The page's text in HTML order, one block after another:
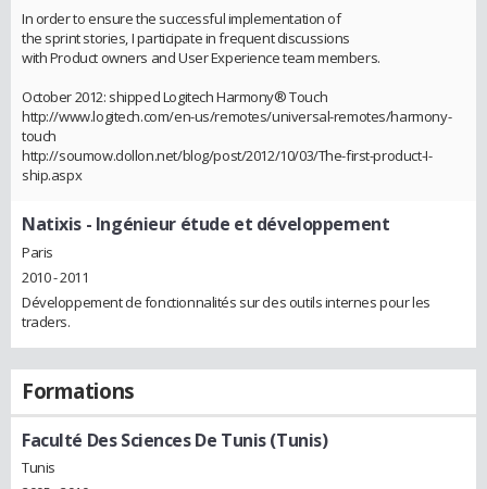
In order to ensure the successful implementation of
the sprint stories, I participate in frequent discussions
with Product owners and User Experience team members.
October 2012: shipped Logitech Harmony® Touch
http://www.logitech.com/en-us/remotes/universal-remotes/harmony-
touch
http://soumow.dollon.net/blog/post/2012/10/03/The-first-product-I-
ship.aspx
Natixis - Ingénieur étude et développement
Paris
2010 - 2011
Développement de fonctionnalités sur des outils internes pour les
traders.
Formations
Faculté Des Sciences De Tunis (Tunis)
Tunis